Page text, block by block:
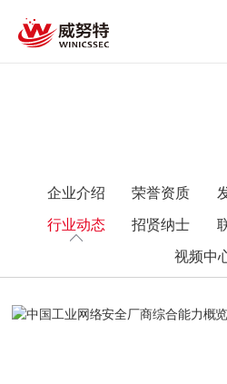
企业介绍 荣誉资质
行业动态 招贤纳士
视频中